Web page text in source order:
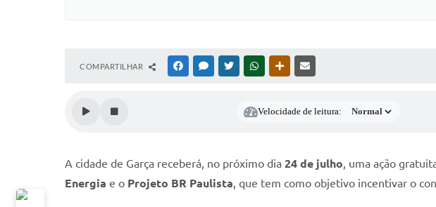
COMPARTILHAR FACEBOOKMESSENGER
TWITTERWHATSAPPOUTRAS MÍDIAS
Velocidade de leitura:
A cidade de Garça receberá, no próximo dia 24 de julho, uma ação
Energia e o Projeto BR Paulista, que tem como objetivo incentivar o